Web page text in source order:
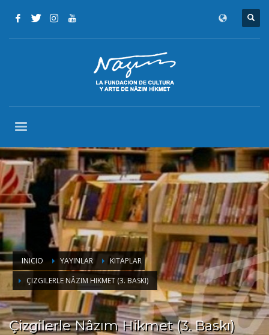
INICIO YAYINLAR
KITAPLAR
ÇIZGILERLE NÂZIM HIKMET (3. BASKI)
Çizgilerle Nâzım Hikmet (3. Baskı)